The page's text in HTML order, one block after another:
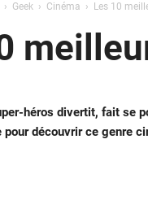
Geek Cinéma Les 10
héros divertit, fait se
pour découvrir ce genre